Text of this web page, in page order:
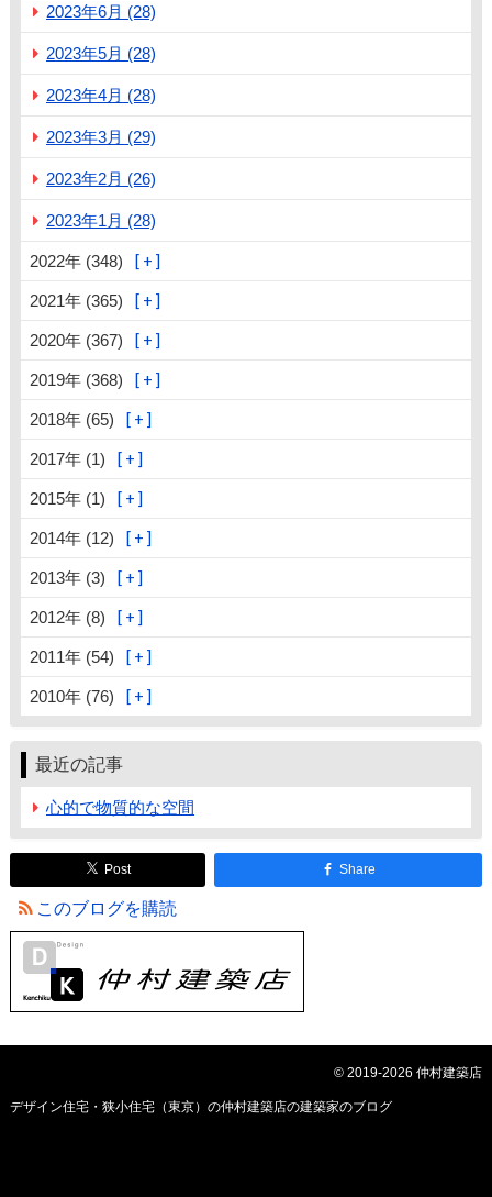
2023年6月 (28)
2023年5月 (28)
2023年4月 (28)
2023年3月 (29)
2023年2月 (26)
2023年1月 (28)
2022年 (348)
2021年 (365)
2020年 (367)
2019年 (368)
2018年 (65)
2017年 (1)
2015年 (1)
2014年 (12)
2013年 (3)
2012年 (8)
2011年 (54)
2010年 (76)
最近の記事
心的で物質的な空間
Post Share
このブログを購読
© 2019-2026 仲村建築店
デザイン住宅・狭小住宅（東京）の仲村建築店の建築家のブログ